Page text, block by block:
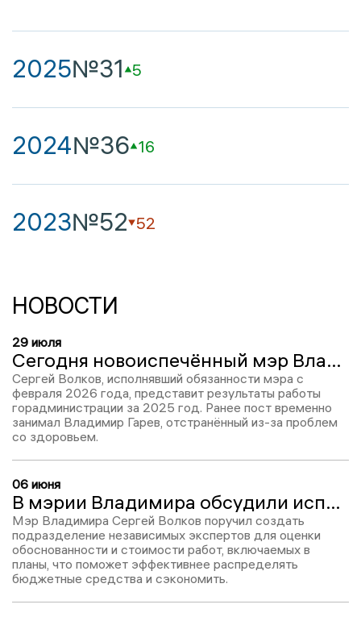
2025№31 5
2024№36 16
2023№52 52
НОВОСТИ
29 июля
Сегодня новоиспечённый мэр Владимира Сергей Волков впервые выступит с ежегодным отчётом
Сергей Волков, исполнявший обязанности мэра с
февраля 2026 года, представит результаты работы
горадминистрации за 2025 год. Ранее пост временно
занимал Владимир Гарев, отстранённый из-за проблем
со здоровьем.
06 июня
В мэрии Владимира обсудили исполнение бюджета и состояние реализации нацпроектов
Мэр Владимира Сергей Волков поручил создать
подразделение независимых экспертов для оценки
обоснованности и стоимости работ, включаемых в
планы, что поможет эффективнее распределять
бюджетные средства и сэкономить.